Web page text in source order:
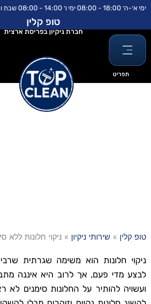
לתוכן
דילוג
ימי א׳-ה׳ 18:00 - 08:00 ימי ו׳ 14:00 - 08:00 שבת וחגים: סגור
תפריט
טופ קלין
חברת ניקיון בפריסת ארצית
טופ קלין » שירותי ניקיון » ניקוי חלונות ללא
ניקוי חלונות הוא משימה שגרתית
לבצע מדי פעם, אך לרוב היא איננה
ועשויה להותיר על החלונות סימנים לא